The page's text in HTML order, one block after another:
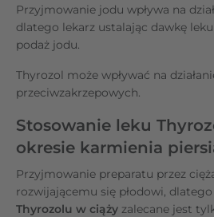
Przyjmowanie jodu wpływa na
dlatego lekarz ustalając dawkę
podaż jodu.
Thyrozol może wpływać na
przeciwzakrzepowych.
Stosowanie leku
okresie karmienia
Przyjmowanie preparatu przez
rozwijającemu się płodowi, dlatego
Thyrozolu w ciąży zalecane jest